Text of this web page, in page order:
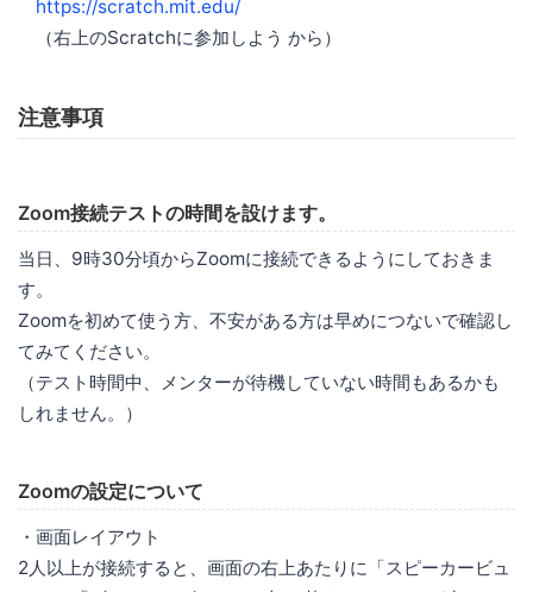
https://scratch.mit.edu/
（右上のScratchに参加しよう から）
注意事項
Zoom接続テストの時間を設けます。
当日、9時30分頃からZoomに接続できるようにしておきま
す。
Zoomを初めて使う方、不安がある方は早めにつないで確認し
てみてください。
（テスト時間中、メンターが待機していない時間もあるかも
しれません。）
Zoomの設定について
・画面レイアウト
2人以上が接続すると、画面の右上あたりに「スピーカービュ